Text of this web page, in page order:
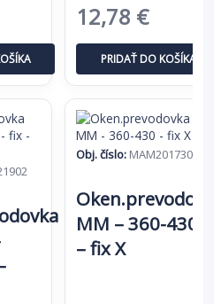
€.
Pôvodná
cena
bola:
19,66 €.
12,78 €
cena
je:
12,78
PRIDAŤ DO KOŠÍKA
Obj. číslo: MAM201730
MM – 360-430
– fix X